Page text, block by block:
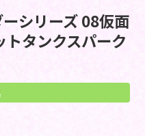
シリーズ 08仮面
トタンクスパーク